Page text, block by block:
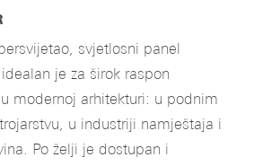
svjetlosni panel
idealan je za širok raspon
modernoj arhitekturi: u podnim
u industriji namještaja i
Po želji je dostupan i